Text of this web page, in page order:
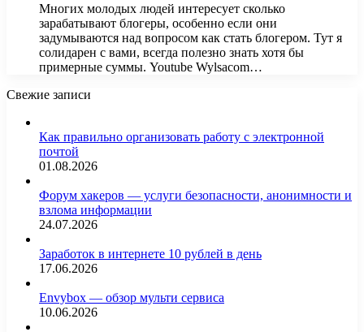
Многих молодых людей интересует сколько
зарабатывают блогеры, особенно если они
задумываются над вопросом как стать блогером. Тут я
солидарен с вами, всегда полезно знать хотя бы
примерные суммы. Youtube Wylsacom…
Свежие записи
Как правильно организовать работу с электронной
почтой
01.08.2026
Форум хакеров — услуги безопасности, анонимности и
взлома информации
24.07.2026
Заработок в интернете 10 рублей в день
17.06.2026
Envybox — обзор мульти сервиса
10.06.2026